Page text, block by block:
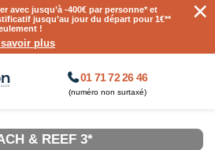
avec jusqu’à-400€ par personne* et
jusqu’au jour du départ pour 1€**
!
savoir plus
×
01 71 72 26 46
(numéro non surtaxé)
& REEF 3*